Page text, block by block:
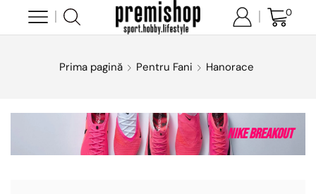
0
Prima pagină Pentru Fani Hanorace
Nike Breakout